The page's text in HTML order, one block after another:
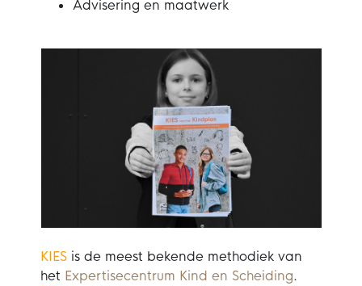
Advisering en maatwerk
KIES is de meest bekende methodiek van
het Expertisecentrum Kind en Scheiding.